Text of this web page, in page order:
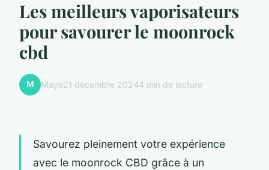
Les meilleurs vaporisateurs
pour savourer le moonrock
cbd
M Maya21 décembre 20244 min de lecture
Savourez pleinement votre expérience
avec le moonrock CBD grâce à un